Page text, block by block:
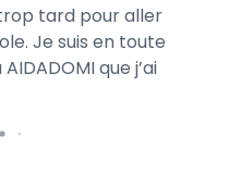
tard pour aller
Je suis en toute
que j’ai